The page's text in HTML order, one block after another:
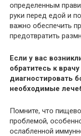
определенным
руки перед едой и
важно обеспечить
предотвратить
Если у вас
обратитесь к
диагностировать
необходимые
Помните, что
проблемой,
ослабленной